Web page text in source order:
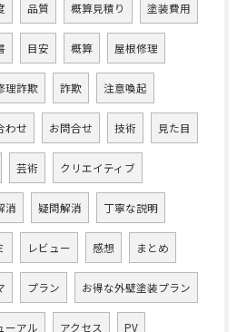
品質 概算見積り 塗装費用
目安 概算 屋根修理
理詐欺 詐欺 注意喚起
わせ お問合せ 技術 見た目
芸術 クリエイティブ
消 疑問解消 丁寧な説明
レビュー 感想 まとめ
プラン お得な外壁塗装プラン
ーアル アクセス PV